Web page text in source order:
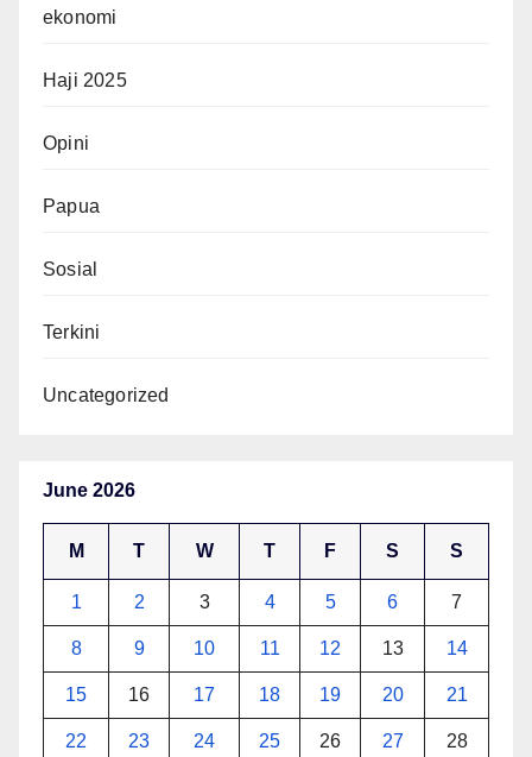
ekonomi
Haji 2025
Opini
Papua
Sosial
Terkini
Uncategorized
June 2026
M T W T F S S
1 2 3 4 5 6 7
8 9 10 11 12 13 14
15 16 17 18 19 20 21
22 23 24 25 26 27 28